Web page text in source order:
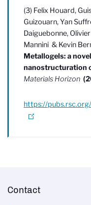
(3) Felix Houard,
Guizouarn, Yan
Daiguebonne,
Mannini & Kevin
Metallogels: a
nanostructuration
Materials Horizon
https://
Contact